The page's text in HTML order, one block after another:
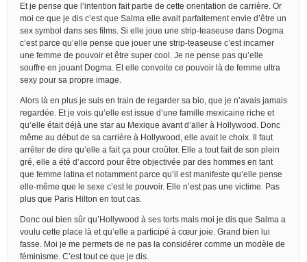
Et je pense que l’intention fait partie de cette orientation de carrière. Or
moi ce que je dis c’est que Salma elle avait parfaitement envie d’être un
sex symbol dans ses films. Si elle joue une strip-teaseuse dans Dogma
c’est parce qu’elle pense que jouer une strip-teaseuse c’est incarner
une femme de pouvoir et être super cool. Je ne pense pas qu’elle
souffre en jouant Dogma. Et elle convoite ce pouvoir là de femme ultra
sexy pour sa propre image.
Alors là en plus je suis en train de regarder sa bio, que je n’avais jamais
regardée. Et je vois qu’elle est issue d’une famille mexicaine riche et
qu’elle était déjà une star au Mexique avant d’aller à Hollywood. Donc
même au début de sa carrière à Hollywood, elle avait le choix. Il faut
arrêter de dire qu’elle a fait ça pour croûter. Elle a tout fait de son plein
gré, elle a été d’accord pour être objectivée par des hommes en tant
que femme latina et notamment parce qu’il est manifeste qu’elle pense
elle-même que le sexe c’est le pouvoir. Elle n’est pas une victime. Pas
plus que Paris Hilton en tout cas.
Donc oui bien sûr qu’Hollywood à ses torts mais moi je dis que Salma a
voulu cette place là et qu’elle a participé à cœur joie. Grand bien lui
fasse. Moi je me permets de ne pas la considérer comme un modèle de
féminisme. C’est tout ce que je dis.